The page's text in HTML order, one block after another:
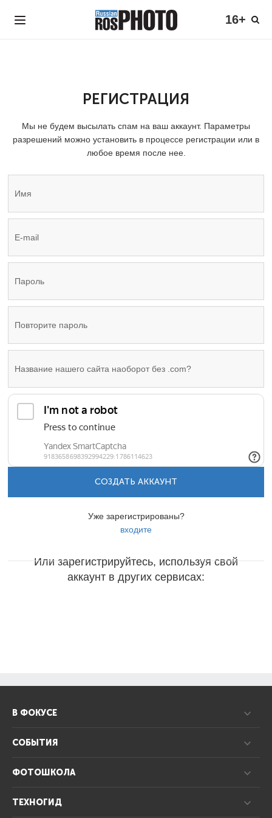
16+
РЕГИСТРАЦИЯ
Мы не будем высылать спам на ваш аккаунт. Параметры
разрешений можно установить в процессе регистрации или в
любое время после нее.
СОЗДАТЬ АККАУНТ
Уже зарегистрированы?
входите
Или зарегистрируйтесь, используя свой
аккаунт в других сервисах:
В ФОКУСЕ
СОБЫТИЯ
ФОТОШКОЛА
ТЕХНОГИД